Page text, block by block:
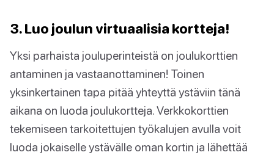
3. Luo joulun virtuaalisia kortteja!
Yksi parhaista jouluperinteistä on joulukorttien
antaminen ja vastaanottaminen! Toinen
yksinkertainen tapa pitää yhteyttä ystäviin tänä
aikana on luoda joulukortteja. Verkkokorttien
tekemiseen tarkoitettujen työkalujen avulla voit
luoda jokaiselle ystävälle oman kortin ja lähettää